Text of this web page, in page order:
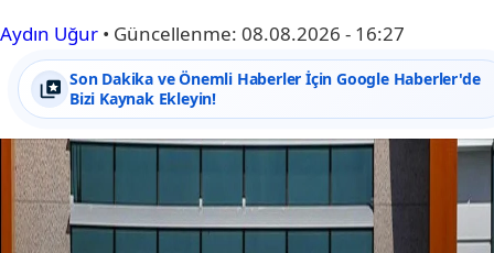
Aydın Uğur • Güncellenme: 08.08.2026 - 16:27
Son Dakika ve Önemli Haberler İçin Google Haberler'de
Bizi Kaynak Ekleyin!